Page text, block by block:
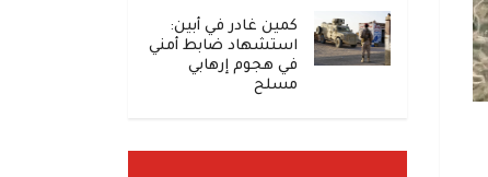
كمين غادر في أبين:
استشهاد ضابط أمني
في هجوم إرهابي
مسلح